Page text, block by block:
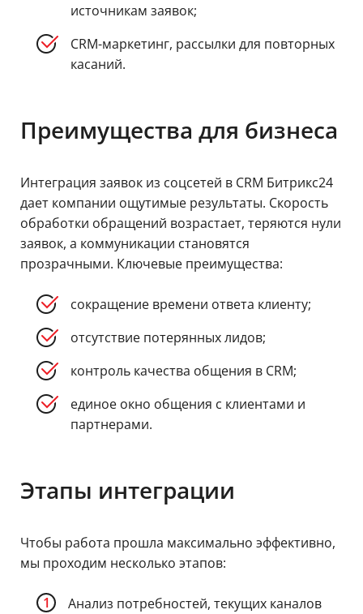
источникам заявок;
CRM-маркетинг, рассылки для повторных
касаний.
Преимущества для бизнеса
Интеграция заявок из соцсетей в CRM Битрикс24
дает компании ощутимые результаты. Скорость
обработки обращений возрастает, теряются нули
заявок, а коммуникации становятся
прозрачными. Ключевые преимущества:
сокращение времени ответа клиенту;
отсутствие потерянных лидов;
контроль качества общения в CRM;
единое окно общения с клиентами и
партнерами.
Этапы интеграции
Чтобы работа прошла максимально эффективно,
мы проходим несколько этапов:
Анализ потребностей, текущих каналов